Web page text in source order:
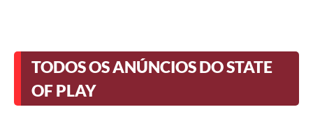
TODOS OS ANÚNCIOS DO STATE
OF PLAY